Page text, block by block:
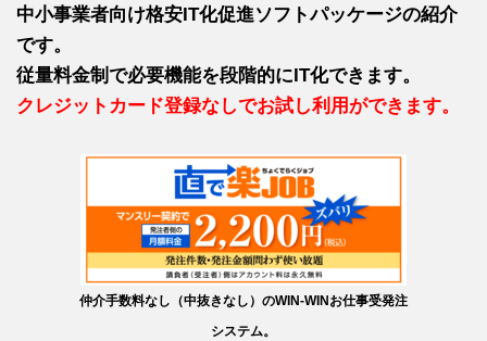
中小事業者向け格安IT化促進ソフトパッケージの紹介
です。
従量料金制で必要機能を段階的にIT化できます。
クレジットカード登録なしでお試し利用ができます。
仲介手数料なし（中抜きなし）のWIN-WINお仕事受発注
システム。